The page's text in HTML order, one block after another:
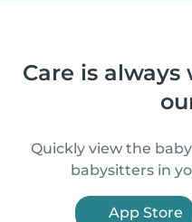
Care is
Quickly view the
babysitters in
App Store